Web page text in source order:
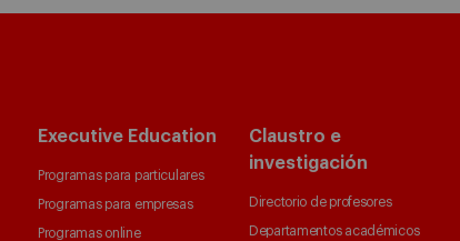
Executive Education
Programas para particulares
Programas para empresas
Programas online
Claustro e
investigación
Directorio de profesores
Departamentos académicos